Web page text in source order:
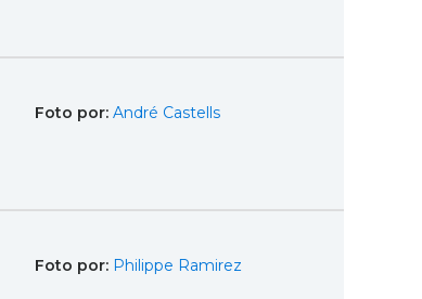
Foto por: André Castells
Foto por: Philippe Ramirez